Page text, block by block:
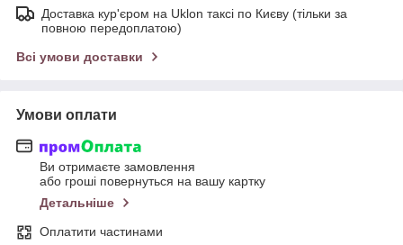
Доставка кур'єром на Uklon таксі по Києву (тільки за
повною передоплатою)
Всі умови доставки
Умови оплати
Ви отримаєте замовлення
або гроші повернуться на вашу картку
Детальніше
Оплатити частинами